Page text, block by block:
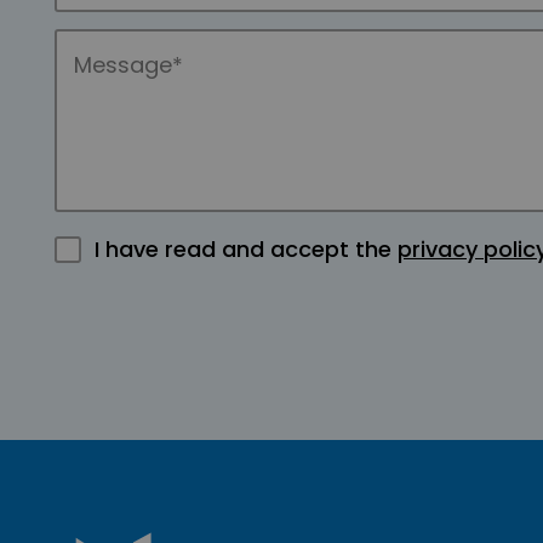
I have read and accept the privacy